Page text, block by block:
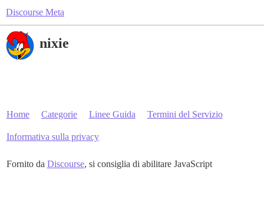
Discourse Meta
nixie
Home Categorie Linee Guida Termini del Servizio
Informativa sulla privacy
Fornito da Discourse, si consiglia di abilitare JavaScript